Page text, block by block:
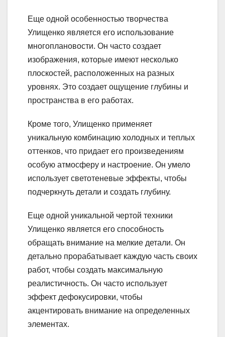
Еще одной особенностью творчества
Улищенко является его использование
многоплановости. Он часто создает
изображения, которые имеют несколько
плоскостей, расположенных на разных
уровнях. Это создает ощущение глубины и
пространства в его работах.
Кроме того, Улищенко применяет
уникальную комбинацию холодных и теплых
оттенков, что придает его произведениям
особую атмосферу и настроение. Он умело
использует светотеневые эффекты, чтобы
подчеркнуть детали и создать глубину.
Еще одной уникальной чертой техники
Улищенко является его способность
обращать внимание на мелкие детали. Он
детально прорабатывает каждую часть своих
работ, чтобы создать максимальную
реалистичность. Он часто использует
эффект дефокусировки, чтобы
акцентировать внимание на определенных
элементах.